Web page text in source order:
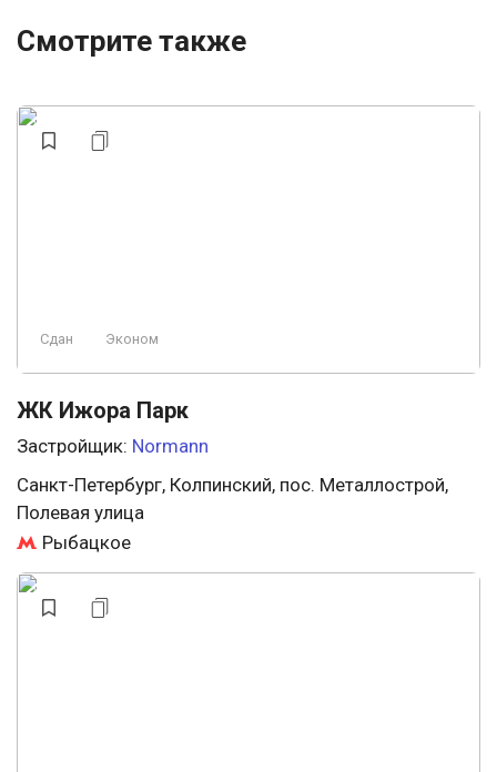
Смотрите также
Сдан Эконом
ЖК Ижора Парк
Застройщик: Normann
Санкт-Петербург, Колпинский, пос. Металлострой,
Полевая улица
Рыбацкое